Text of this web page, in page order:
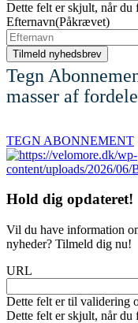
Dette felt er skjult, når du
Efternavn(Påkrævet)
Tegn
masser af fordele
TEGN ABONNEMENT
Hold dig opdateret!
Vil du have information
nyheder? Tilmeld dig nu!
URL
Dette felt er til validering
Dette felt er skjult, når du